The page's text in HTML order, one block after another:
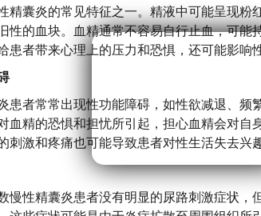
精囊炎的常见特征之一。精液中可能呈现粉
性的血块。血精通常不容易自行止血，可能
患者带来心理上的压力和恐惧，还可能影响
患者常常出现性功能障碍，如性欲减退、频
血精的恐惧和担忧所引起，担心血精会对自
刺激和疼痛也可能导致患者对性生活失去兴
慢性精囊炎患者没有明显的尿路刺激症状，